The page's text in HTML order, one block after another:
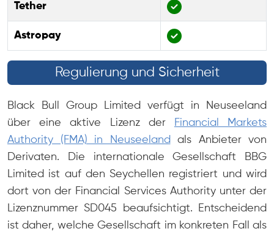
Tether
Astropay
Regulierung und Sicherheit
Black Bull Group Limited verfügt in Neuseeland
über eine aktive Lizenz der
Financial Markets
Authority (FMA) in Neuseeland als Anbieter von
Derivaten. Die internationale Gesellschaft BBG
Limited ist auf den Seychellen registriert und wird
dort von der Financial Services Authority unter der
Lizenznummer SD045 beaufsichtigt. Entscheidend
ist daher, welche Gesellschaft im konkreten Fall als